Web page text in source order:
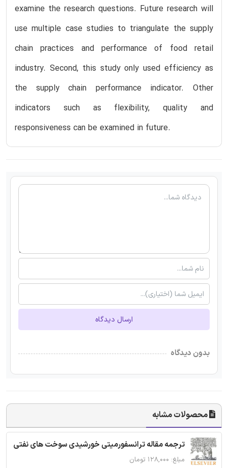
examine the research questions. Future research will
use multiple case studies to triangulate the supply
chain practices and performance of food retail
industry. Second, this study only used efficiency as
the supply chain performance indicator. Other
indicators such as flexibility, quality and
responsiveness can be examined in future.
ارسال دیدگاه
بدون دیدگاه
محصولات مشابه
ترجمه مقاله ترانسفورمیتی خورشیدی سوخت های نفتی
مبلغ: ۱۲۸,۰۰۰ تومان